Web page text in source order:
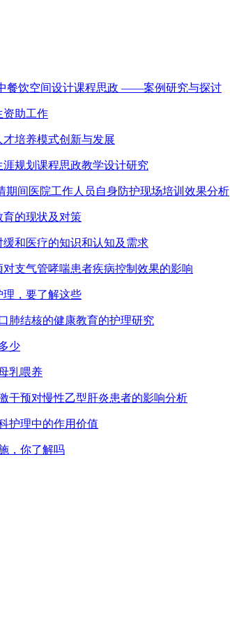
餐饮空间设计课程思政 ——案例研究与探讨
资助工作
培养模式创新与发展
规划课程思政教学设计研究
期间医院工作人员自身防护现场培训效果分析
育的现状及对策
和医疗的知识和认知及需求
支气管哮喘患者疾病控制效果的影响
理，要了解这些
肺结核的健康教育的护理研究
少
乳喂养
干预对慢性乙型肝炎患者的影响分析
护理中的作用价值
，你了解吗